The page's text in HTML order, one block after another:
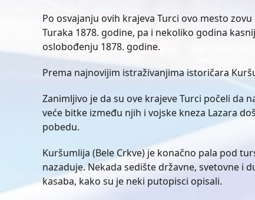
Po osvajanju ovih krajeva Turci ovo mesto
Turaka 1878. godine, pa i nekoliko godina
oslobođenju 1878. godine.
Prema najnovijim istraživanjima istoričara
Zanimljivo je da su ove krajeve Turci počeli da
veće bitke između njih i vojske kneza Lazara
pobedu.
Kuršumlija (Bele Crkve) je konačno pala pod
nazaduje. Nekada sedište državne, svetovne i
kasaba, kako su je neki putopisci opisali.